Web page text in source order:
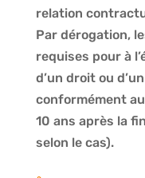
relation
Par dérogation,
requises pour à
d’un droit ou
conformément
10 ans après la
selon le cas).